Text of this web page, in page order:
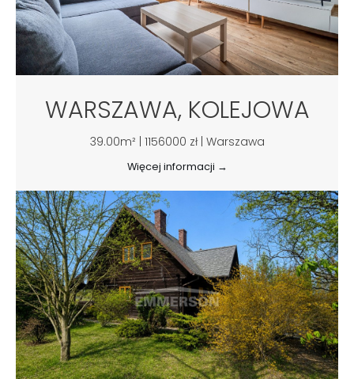
WARSZAWA, KOLEJOWA
39.00m² | 1156000 zł | Warszawa
Więcej informacji →